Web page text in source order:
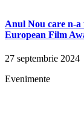
Anul Nou care n-a
European Film
27 septembrie 2024
Evenimente